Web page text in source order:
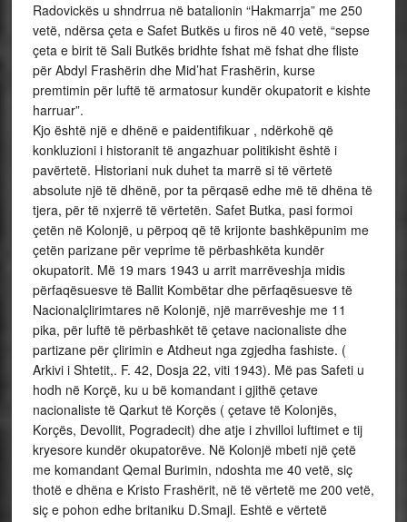
Radovickës u shndrrua në batalionin “Hakmarrja” me 250
vetë, ndërsa çeta e Safet Butkës u firos në 40 vetë, “sepse
çeta e birit të Sali Butkës bridhte fshat më fshat dhe fliste
për Abdyl Frashërin dhe Mid’hat Frashërin, kurse
premtimin për luftë të armatosur kundër okupatorit e kishte
harruar”.
Kjo është një e dhënë e paidentifikuar , ndërkohë që
konkluzioni i historanit të angazhuar politikisht është i
pavërtetë. Historiani nuk duhet ta marrë si të vërtetë
absolute një të dhënë, por ta përqasë edhe më të dhëna të
tjera, për të nxjerrë të vërtetën. Safet Butka, pasi formoi
çetën në Kolonjë, u përpoq që të krijonte bashkëpunim me
çetën parizane për veprime të përbashkëta kundër
okupatorit. Më 19 mars 1943 u arrit marrëveshja midis
përfaqësuesve të Ballit Kombëtar dhe përfaqësuesve të
Nacionalçlirimtares në Kolonjë, një marrëveshje me 11
pika, për luftë të përbashkët të çetave nacionaliste dhe
partizane për çlirimin e Atdheut nga zgjedha fashiste. (
Arkivi i Shtetit,. F. 42, Dosja 22, viti 1943). Më pas Safeti u
hodh në Korçë, ku u bë komandant i gjithë çetave
nacionaliste të Qarkut të Korçës ( çetave të Kolonjës,
Korçës, Devollit, Pogradecit) dhe atje i zhvilloi luftimet e tij
kryesore kundër okupatorëve. Në Kolonjë mbeti një çetë
me komandant Qemal Burimin, ndoshta me 40 vetë, siç
thotë e dhëna e Kristo Frashërit, në të vërtetë me 200 vetë,
siç e pohon edhe britaniku D.Smajl. Eshtë e vërtetë